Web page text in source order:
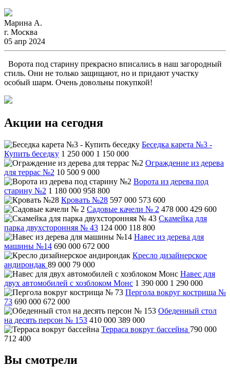
Марина А.
г. Москва
05 апр 2024
Ворота под старину прекрасно вписались в наш загородный
стиль. Они не только защищают, но и придают участку
особый шарм. Очень довольны покупкой!
Акции на сегодня
Беседка карета №3 -
Купить беседку 1 250 000 1 150 000
Ограждение из дерева
для террас №2 10 500 9 000
Ворота из дерева под
старину №2 1 180 000 958 800
Кровать №28 597 000 573 600
Садовые качели № 2 478 000 429 600
Скамейка для
парка двухсторонняя № 43 124 000 118 800
Навес из дерева для
машины №14 690 000 672 000
Кресло дизайнерское
андирондак 89 000 79 000
Навес для
двух автомобилей с хозблоком Монс 1 390 000 1 290 000
Пергола вокруг кострища №
73 690 000 672 000
Обеденный стол
на десять персон № 153 410 000 389 000
Терраса вокруг бассейна 790 000
712 400
Вы смотрели